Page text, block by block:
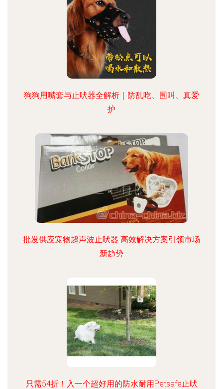
狗狗用嘴套与止吠器全解析｜防乱吃、围叫、真爱
护
批发供应宠物超声波止吠器 高效解决方案引领市场
新趋势
只需54折！入一个超好用的防水耐用Petsafe止吠